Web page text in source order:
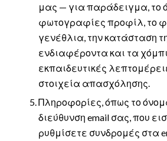
μας — για παράδειγμα, το
φωτογραφίες προφίλ, το
γενέθλια, την κατάσταση
ενδιαφέροντα και τα
εκπαιδευτικές
στοιχεία απασχόλησης.
Πληροφορίες, όπως το
διεύθυνση email σας, που
ρυθμίσετε συνδρομές στα